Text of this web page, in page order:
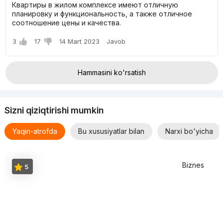
Квартиры в жилом комплексе имеют отличную
планировку и функциональность, а также отличное
соотношение цены и качества.
3 17 14 Mart 2023 Javob
Hammasini ko'rsatish
Sizni qiziqtirishi mumkin
Yaqin-atrofda Bu xususiyatlar bilan Narxi bo'yicha
Biznes
5